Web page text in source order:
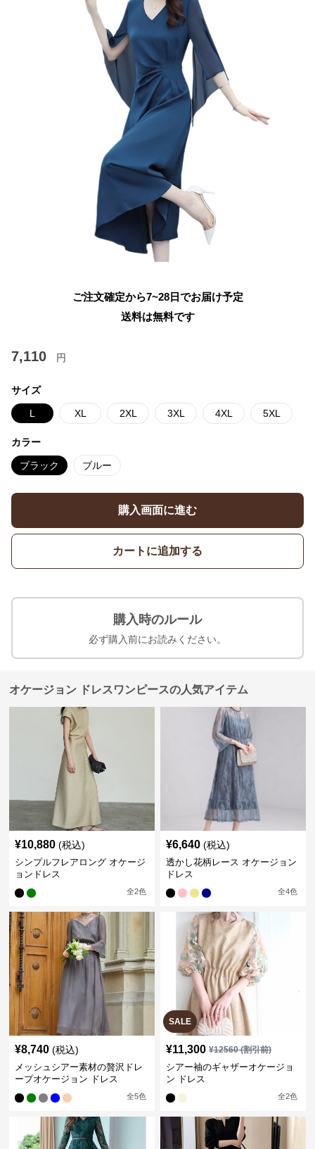
ご注文確定から7~28日でお届け予定
送料は無料です
7,110 円
サイズ
L XL 2XL 3XL 4XL 5XL
カラー
ブラック ブルー
購入画面に進む
カートに追加する
購入時のルール
必ず購入前にお読みください。
オケージョン ドレスワンピースの人気アイテム
¥10,880 (税込)
シンプルフレアロング オケージ
ョンドレス
全2色
¥6,640 (税込)
透かし花柄レース オケージョン
ドレス
全4色
¥8,740 (税込)
メッシュシアー素材の贅沢ドレ
ープオケージョン ドレス
全5色
SALE
¥11,300 ¥12560(割引前)
シアー袖のギャザーオケージョ
ン ドレス
全2色